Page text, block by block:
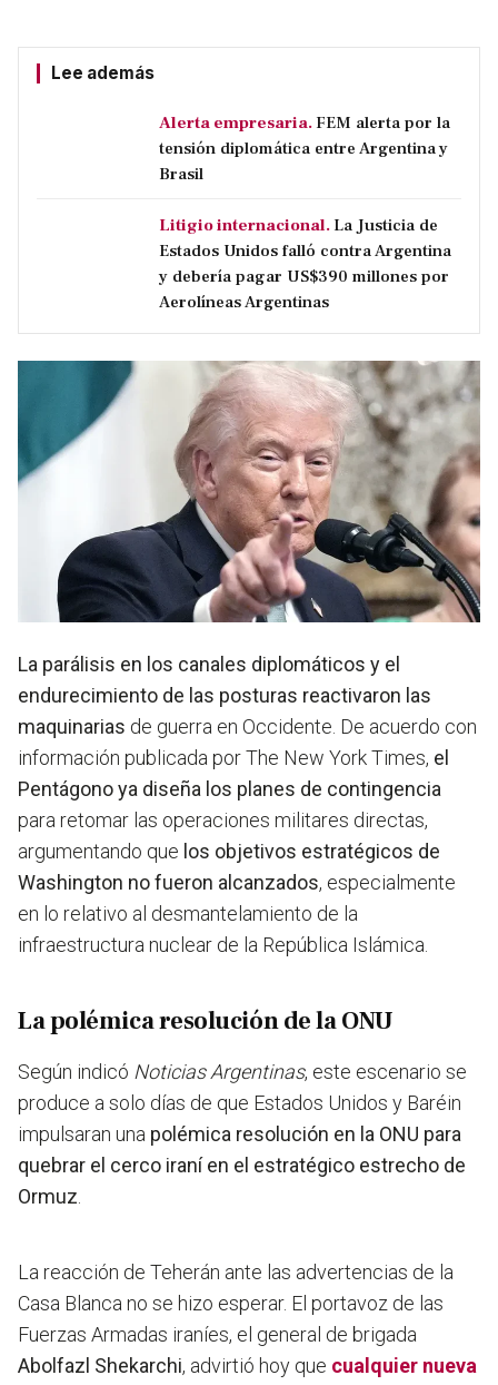
Lee además
Alerta empresaria. FEM alerta por la
tensión diplomática entre Argentina y
Brasil
Litigio internacional. La Justicia de
Estados Unidos falló contra Argentina
y debería pagar US$390 millones por
Aerolíneas Argentinas
La parálisis en los canales diplomáticos y el
endurecimiento de las posturas reactivaron las
maquinarias de guerra en Occidente. De acuerdo con
información publicada por The New York Times, el
Pentágono ya diseña los planes de contingencia
para retomar las operaciones militares directas,
argumentando que los objetivos estratégicos de
Washington no fueron alcanzados, especialmente
en lo relativo al desmantelamiento de la
infraestructura nuclear de la República Islámica.
La polémica resolución de la ONU
Según indicó Noticias Argentinas, este escenario se
produce a solo días de que Estados Unidos y Baréin
impulsaran una polémica resolución en la ONU para
quebrar el cerco iraní en el estratégico estrecho de
Ormuz
La reacción de Teherán ante las advertencias de la
Casa Blanca no se hizo esperar. El portavoz de las
Fuerzas Armadas iraníes, el general de brigada
Abolfazl Shekarchi, advirtió hoy que cualquier nueva